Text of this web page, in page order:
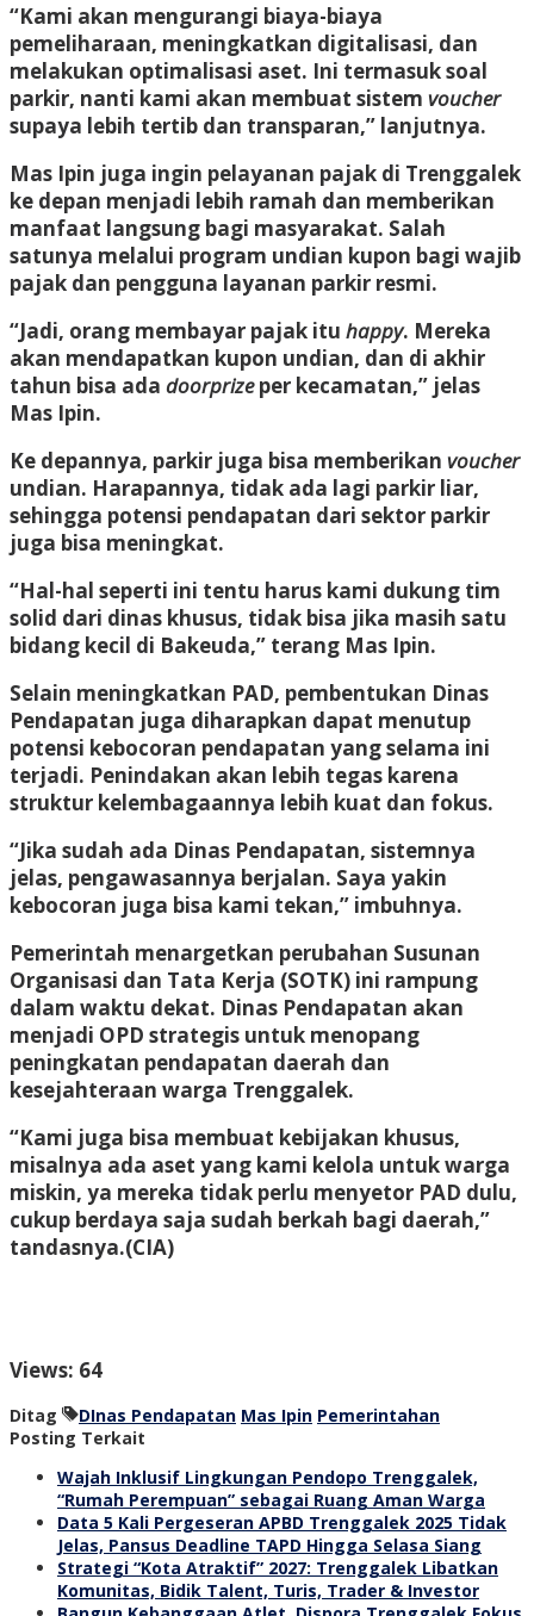
“Kami akan mengurangi biaya-biaya
pemeliharaan, meningkatkan digitalisasi, dan
melakukan optimalisasi aset. Ini termasuk soal
parkir, nanti kami akan membuat sistem voucher
supaya lebih tertib dan transparan,” lanjutnya.
Mas Ipin juga ingin pelayanan pajak di Trenggalek
ke depan menjadi lebih ramah dan memberikan
manfaat langsung bagi masyarakat. Salah
satunya melalui program undian kupon bagi wajib
pajak dan pengguna layanan parkir resmi.
“Jadi, orang membayar pajak itu happy. Mereka
akan mendapatkan kupon undian, dan di akhir
tahun bisa ada doorprizeper kecamatan,” jelas
Mas Ipin.
Ke depannya, parkir juga bisa memberikan voucher
undian. Harapannya, tidak ada lagi parkir liar,
sehingga potensi pendapatan dari sektor parkir
juga bisa meningkat.
“Hal-hal seperti ini tentu harus kami dukung tim
solid dari dinas khusus, tidak bisa jika masih satu
bidang kecil di Bakeuda,” terang Mas Ipin.
Selain meningkatkan PAD, pembentukan Dinas
Pendapatan juga diharapkan dapat menutup
potensi kebocoran pendapatan yang selama ini
terjadi. Penindakan akan lebih tegas karena
struktur kelembagaannya lebih kuat dan fokus.
“Jika sudah ada Dinas Pendapatan, sistemnya
jelas, pengawasannya berjalan. Saya yakin
kebocoran juga bisa kami tekan,” imbuhnya.
Pemerintah menargetkan perubahan Susunan
Organisasi dan Tata Kerja (SOTK) ini rampung
dalam waktu dekat. Dinas Pendapatan akan
menjadi OPD strategis untuk menopang
peningkatan pendapatan daerah dan
kesejahteraan warga Trenggalek.
“Kami juga bisa membuat kebijakan khusus,
misalnya ada aset yang kami kelola untuk warga
miskin, ya mereka tidak perlu menyetor PAD dulu,
cukup berdaya saja sudah berkah bagi daerah,”
tandasnya.(CIA)
Views: 64
Ditag DInas Pendapatan Mas Ipin Pemerintahan
Posting Terkait
Wajah Inklusif Lingkungan Pendopo Trenggalek,
“Rumah Perempuan” sebagai Ruang Aman Warga
Data 5 Kali Pergeseran APBD Trenggalek 2025 Tidak
Jelas, Pansus Deadline TAPD Hingga Selasa Siang
Strategi “Kota Atraktif” 2027: Trenggalek Libatkan
Komunitas, Bidik Talent, Turis, Trader & Investor